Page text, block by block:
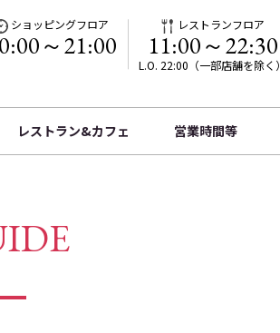
ショッピングフロア
～21:00
レストランフロア
11:00～22:30
L.O. 22:00（一部店舗を除く）
レストラン&カフェ 営業時間等